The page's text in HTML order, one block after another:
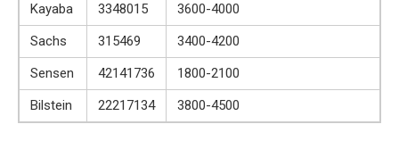
Kayaba
3348015
3600-4000
Sachs
315469
3400-4200
Sensen
42141736
1800-2100
Bilstein
22217134 3800-4500